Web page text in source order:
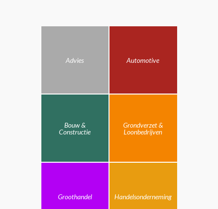
Advies Automotive
Bouw &
Constructie
Grondverzet &
Loonbedrijven
Groothandel Handelsonderneming